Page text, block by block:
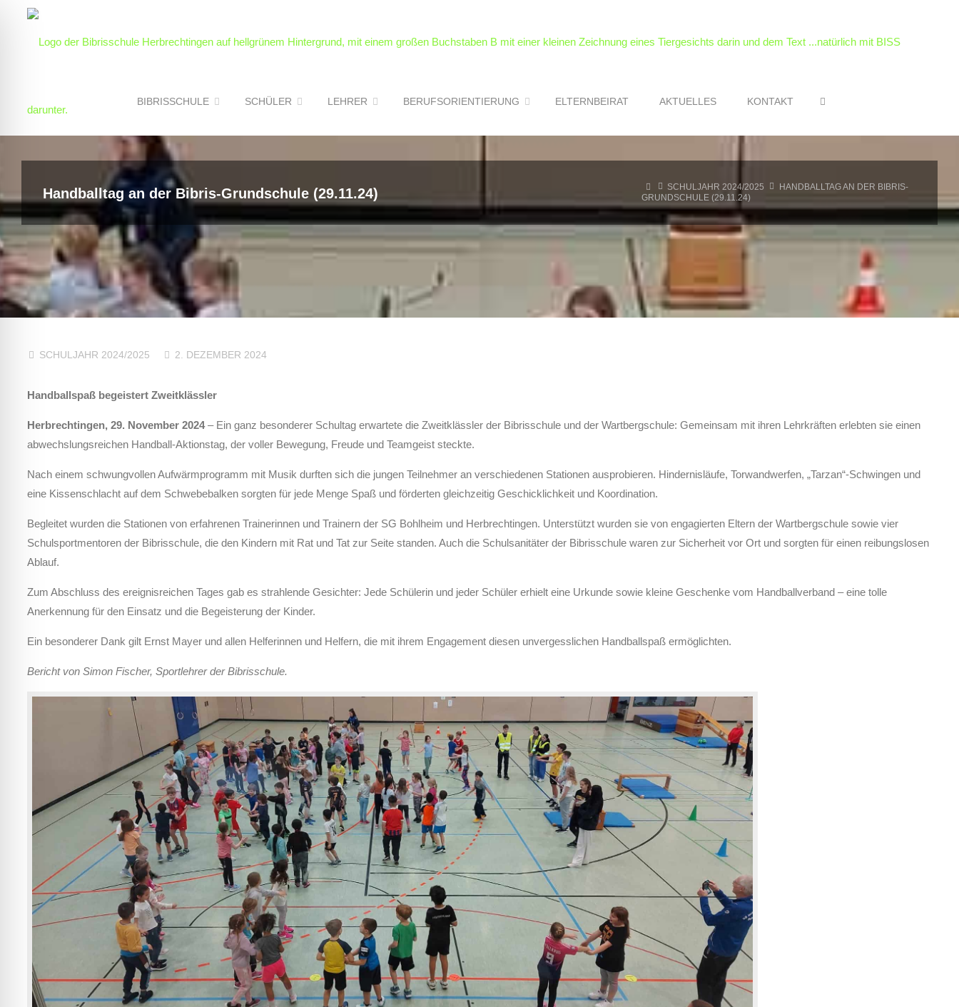
BIBRISSCHULE SCHÜLER LEHRER BERUFSORIENTIERUNG ELTERNBEIRAT AKTUELLES KONTAKT
Handballtag an der Bibris-Grundschule (29.11.24) HOMESCHULJAHR 2024/2025
HANDBALLTAG AN DER BIBRIS-
GRUNDSCHULE (29.11.24)
SCHULJAHR 2024/2025 2. DEZEMBER 2024
Handballspaß begeistert Zweitklässler
Herbrechtingen, 29. November 2024– Ein ganz besonderer Schultag erwartete die Zweitklässler der Bibrisschule und der Wartbergschule: Gemeinsam mit ihren Lehrkräften erlebten sie einen
abwechslungsreichen Handball-Aktionstag, der voller Bewegung, Freude und Teamgeist steckte.
Nach einem schwungvollen Aufwärmprogramm mit Musik durften sich die jungen Teilnehmer an verschiedenen Stationen ausprobieren. Hindernisläufe, Torwandwerfen, „Tarzan“-Schwingen und
eine Kissenschlacht auf dem Schwebebalken sorgten für jede Menge Spaß und förderten gleichzeitig Geschicklichkeit und Koordination.
Begleitet wurden die Stationen von erfahrenen Trainerinnen und Trainern der SG Bohlheim und Herbrechtingen. Unterstützt wurden sie von engagierten Eltern der Wartbergschule sowie vier
Schulsportmentoren der Bibrisschule, die den Kindern mit Rat und Tat zur Seite standen. Auch die Schulsanitäter der Bibrisschule waren zur Sicherheit vor Ort und sorgten für einen reibungslosen
Ablauf.
Zum Abschluss des ereignisreichen Tages gab es strahlende Gesichter: Jede Schülerin und jeder Schüler erhielt eine Urkunde sowie kleine Geschenke vom Handballverband – eine tolle
Anerkennung für den Einsatz und die Begeisterung der Kinder.
Ein besonderer Dank gilt Ernst Mayer und allen Helferinnen und Helfern, die mit ihrem Engagement diesen unvergesslichen Handballspaß ermöglichten.
Bericht von Simon Fischer, Sportlehrer der Bibrisschule.